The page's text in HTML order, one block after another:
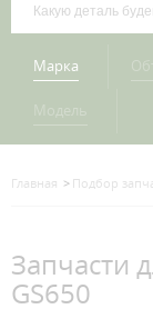
Марка
Главная Подбор
Запчасти
GS650